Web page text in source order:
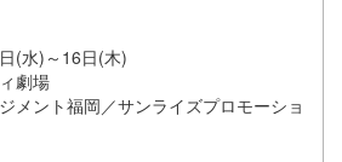
(水)～16日(木)
劇場
メント福岡／サンライズプロモーショ